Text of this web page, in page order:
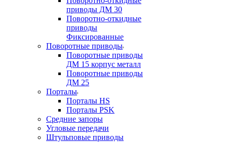
приводы ДМ 30
Поворотно-откидные
приводы
Фиксированные
Поворотные приводы
Поворотные приводы
ДМ 15 корпус металл
Поворотные приводы
ДМ 25
Порталы
Порталы HS
Порталы PSK
Средние запоры
Угловые передачи
Штульповые приводы